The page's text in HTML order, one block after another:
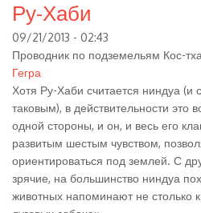
Ру-Хаби
09/21/2013 - 02:43
Проводник по подземельям Кос-
Гегра
Хотя Ру-Хаби считается ниндуа (и
таковым), в действительности это
одной стороны, и он, и весь его
развитым шестым чувством,
ориентироваться под землей. С
зрячие, на большинство ниндуа
животных напоминают не столько